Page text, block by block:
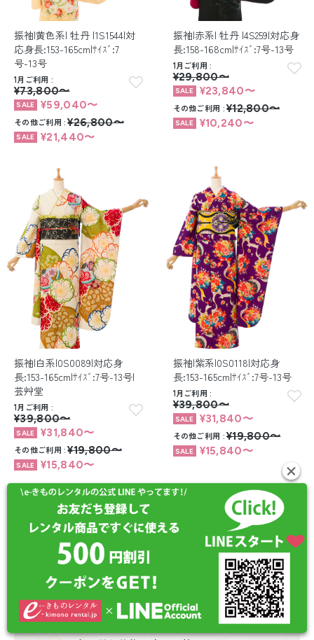
振袖|黄色系| 牡丹 |1S1544|対
応身長:153-165cm|ｻｲｽﾞ:7
号-13号
1月ご利用
¥73,800〜
¥59,040〜
その他ご利用 ¥26,800〜
¥21,440〜
振袖|赤系| 牡丹 |4S259|対応身
長:158-168cm|ｻｲｽﾞ:7号-13号
1月ご利用
¥29,800〜
¥23,840〜
その他ご利用
¥12,800〜
¥10,240〜
振袖|白系|0S0089|対応身
長:153-165cm|ｻｲｽﾞ:7号-13号|
芸艸堂
1月ご利用
¥39,800〜
¥31,840〜
その他ご利用 ¥19,800〜
¥15,840〜
振袖|紫系|0S0118|対応身
長:153-165cm|ｻｲｽﾞ:7号-13号
1月ご利用
¥39,800〜
¥31,840〜
その他ご利用
¥19,800〜
¥15,840〜